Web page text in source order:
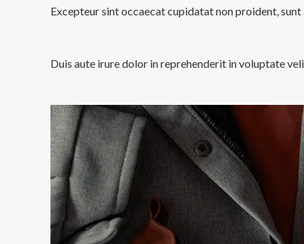
Excepteur sint occaecat cupidatat non proident,
Duis aute irure dolor in reprehenderit in voluptate